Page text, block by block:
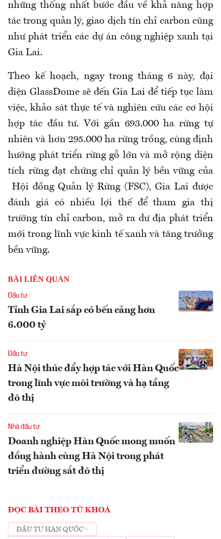
những thống nhất bước đầu về khả năng hợp
tác trong quản lý, giao dịch tín chỉ carbon cũng
như phát triển các dự án công nghiệp xanh tại
Gia Lai.
Theo kế hoạch, ngay trong tháng 6 này, đại
diện GlassDome sẽ đến Gia Lai để tiếp tục làm
việc, khảo sát thực tế và nghiên cứu các cơ hội
hợp tác đầu tư. Với gần 693.000 ha rừng tự
nhiên và hơn 295.000 ha rừng trồng, cùng định
hướng phát triển rừng gỗ lớn và mở rộng diện
tích rừng đạt chứng chỉ quản lý bền vững của
Hội đồng Quản lý Rừng (FSC), Gia Lai được
đánh giá có nhiều lợi thế để tham gia thị
trường tín chỉ carbon, mở ra dư địa phát triển
mới trong lĩnh vực kinh tế xanh và tăng trưởng
bền vững.
BÀI LIÊN QUAN
Đầu tư
Tỉnh Gia Lai sắp có bến cảng hơn
6.000 tỷ
Đầu tư
Hà Nội thúc đẩy hợp tác với Hàn Quốc
trong lĩnh vực môi trường và hạ tầng
đô thị
Nhà đầu tư
Doanh nghiệp Hàn Quốc mong muốn
đồng hành cùng Hà Nội trong phát
triển đường sắt đô thị
ĐỌC BÀI THEO TỪ KHOÁ
ĐẦU TƯ HÀN QUỐC